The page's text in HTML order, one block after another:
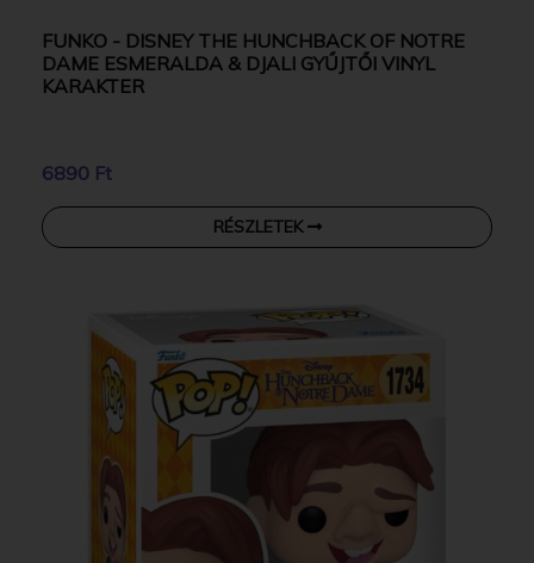
FUNKO - DISNEY THE HUNCHBACK OF NOTRE
DAME ESMERALDA & DJALI GYŰJTŐI VINYL
KARAKTER
6890 Ft
RÉSZLETEK